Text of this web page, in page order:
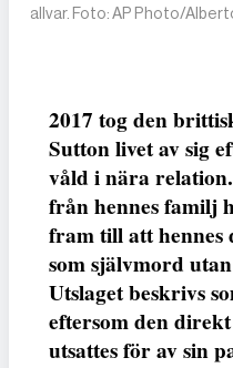
allvar. Foto: AP Photo/
2017 tog den
Sutton livet av sig
våld i nära
från hennes familj
fram till att hennes
som självmord
Utslaget beskrivs
eftersom den
utsattes för av sin